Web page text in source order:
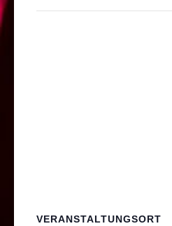
VERANSTALTUNGSORT